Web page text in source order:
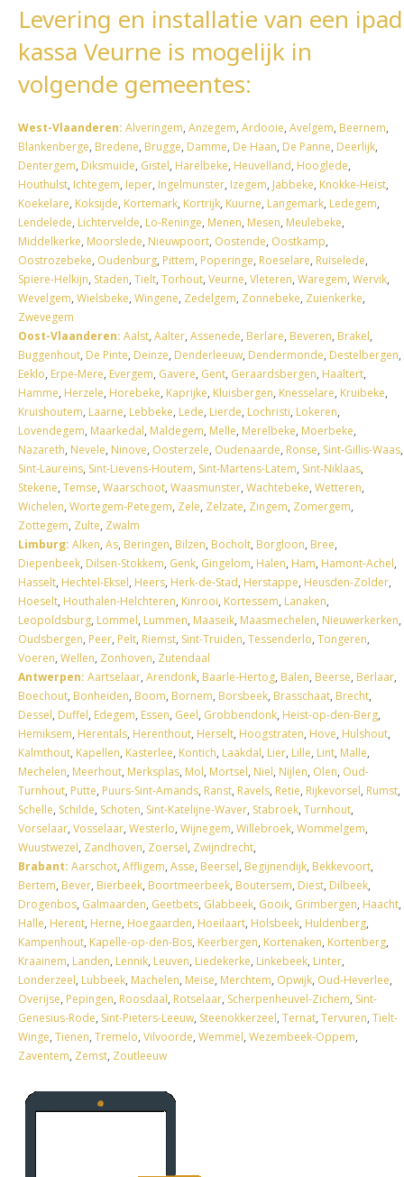
Levering en installatie van een ipad
kassa Veurne is mogelijk in
volgende gemeentes:
West-Vlaanderen: Alveringem, Anzegem, Ardooie, Avelgem, Beernem,
Blankenberge, Bredene, Brugge, Damme, De Haan, De Panne, Deerlijk,
Dentergem, Diksmuide, Gistel, Harelbeke, Heuvelland, Hooglede,
Houthulst, Ichtegem, Ieper, Ingelmunster, Izegem, Jabbeke, Knokke-Heist,
Koekelare, Koksijde, Kortemark, Kortrijk, Kuurne, Langemark, Ledegem,
Lendelede, Lichtervelde, Lo-Reninge, Menen, Mesen, Meulebeke,
Middelkerke, Moorslede, Nieuwpoort, Oostende, Oostkamp,
Oostrozebeke, Oudenburg, Pittem, Poperinge, Roeselare, Ruiselede,
Spiere-Helkijn, Staden, Tielt, Torhout, Veurne, Vleteren, Waregem, Wervik,
Wevelgem, Wielsbeke, Wingene, Zedelgem, Zonnebeke, Zuienkerke,
Zwevegem
Oost-Vlaanderen: Aalst, Aalter, Assenede, Berlare, Beveren, Brakel,
Buggenhout, De Pinte, Deinze, Denderleeuw, Dendermonde, Destelbergen,
Eeklo, Erpe-Mere, Evergem, Gavere, Gent, Geraardsbergen, Haaltert,
Hamme, Herzele, Horebeke, Kaprijke, Kluisbergen, Knesselare, Kruibeke,
Kruishoutem, Laarne, Lebbeke, Lede, Lierde, Lochristi, Lokeren,
Lovendegem, Maarkedal, Maldegem, Melle, Merelbeke, Moerbeke,
Nazareth, Nevele, Ninove, Oosterzele, Oudenaarde, Ronse, Sint-Gillis-Waas,
Sint-Laureins, Sint-Lievens-Houtem, Sint-Martens-Latem, Sint-Niklaas,
Stekene, Temse, Waarschoot, Waasmunster, Wachtebeke, Wetteren,
Wichelen, Wortegem-Petegem, Zele, Zelzate, Zingem, Zomergem,
Zottegem, Zulte, Zwalm
Limburg: Alken, As, Beringen, Bilzen, Bocholt, Borgloon, Bree,
Diepenbeek, Dilsen-Stokkem, Genk, Gingelom, Halen, Ham, Hamont-Achel,
Hasselt, Hechtel-Eksel, Heers, Herk-de-Stad, Herstappe, Heusden-Zolder,
Hoeselt, Houthalen-Helchteren, Kinrooi, Kortessem, Lanaken,
Leopoldsburg, Lommel, Lummen, Maaseik, Maasmechelen, Nieuwerkerken,
Oudsbergen, Peer, Pelt, Riemst, Sint-Truiden, Tessenderlo, Tongeren,
Voeren, Wellen, Zonhoven, Zutendaal
Antwerpen: Aartselaar, Arendonk, Baarle-Hertog, Balen, Beerse, Berlaar,
Boechout, Bonheiden, Boom, Bornem, Borsbeek, Brasschaat, Brecht,
Dessel, Duffel, Edegem, Essen, Geel, Grobbendonk, Heist-op-den-Berg,
Hemiksem, Herentals, Herenthout, Herselt, Hoogstraten, Hove, Hulshout,
Kalmthout, Kapellen, Kasterlee, Kontich, Laakdal, Lier, Lille, Lint, Malle,
Mechelen, Meerhout, Merksplas, Mol, Mortsel, Niel, Nijlen, Olen, Oud-
Turnhout, Putte, Puurs-Sint-Amands, Ranst, Ravels, Retie, Rijkevorsel, Rumst,
Schelle, Schilde, Schoten, Sint-Katelijne-Waver, Stabroek, Turnhout,
Vorselaar, Vosselaar, Westerlo, Wijnegem, Willebroek, Wommelgem,
Wuustwezel, Zandhoven, Zoersel, Zwijndrecht,
Brabant: Aarschot, Affligem, Asse, Beersel, Begijnendijk, Bekkevoort,
Bertem, Bever, Bierbeek, Boortmeerbeek, Boutersem, Diest, Dilbeek,
Drogenbos, Galmaarden, Geetbets, Glabbeek, Gooik, Grimbergen, Haacht,
Halle, Herent, Herne, Hoegaarden, Hoeilaart, Holsbeek, Huldenberg,
Kampenhout, Kapelle-op-den-Bos, Keerbergen, Kortenaken, Kortenberg,
Kraainem, Landen, Lennik, Leuven, Liedekerke, Linkebeek, Linter,
Londerzeel, Lubbeek, Machelen, Meise, Merchtem, Opwijk, Oud-Heverlee,
Overijse, Pepingen, Roosdaal, Rotselaar, Scherpenheuvel-Zichem, Sint-
Genesius-Rode, Sint-Pieters-Leeuw, Steenokkerzeel, Ternat, Tervuren, Tielt-
Winge, Tienen, Tremelo, Vilvoorde, Wemmel, Wezembeek-Oppem,
Zaventem, Zemst, Zoutleeuw